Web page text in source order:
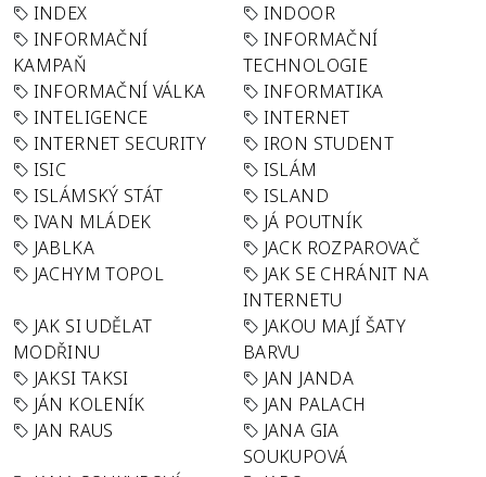
INDEX
INDOOR
INFORMAČNÍ
KAMPAŇ
INFORMAČNÍ
TECHNOLOGIE
INFORMAČNÍ VÁLKA
INFORMATIKA
INTELIGENCE
INTERNET
INTERNET SECURITY
IRON STUDENT
ISIC
ISLÁM
ISLÁMSKÝ STÁT
ISLAND
IVAN MLÁDEK
JÁ POUTNÍK
JABLKA
JACK ROZPAROVAČ
JACHYM TOPOL
JAK SE CHRÁNIT NA
INTERNETU
JAK SI UDĚLAT
MODŘINU
JAKOU MAJÍ ŠATY
BARVU
JAKSI TAKSI
JAN JANDA
JÁN KOLENÍK
JAN PALACH
JAN RAUS
JANA GIA
SOUKUPOVÁ